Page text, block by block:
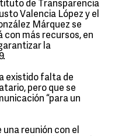
de Transparencia
Valencia López y el
Márquez se
con más recursos, en
la
existido falta de
pero que se
“para un
reunión con el